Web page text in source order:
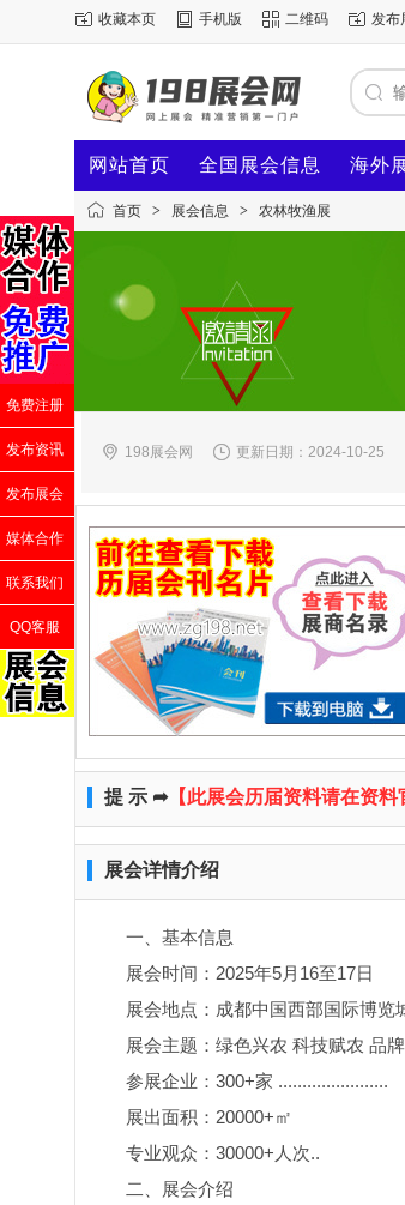
收藏本页 手机版 二维码 发布
网站首页 全国展会信息 海外
首页 > 展会信息 > 农林牧渔展
198展会网 更新日期：2024-10-25
提 示 ➦【此展会历届资料请在资料
展会详情介绍
一、基本信息
展会时间：2025年5月16至17日
展会地点：成都中国西部国际博览
展会主题：绿色兴农 科技赋农 品
参展企业：300+家 .......................
展出面积：20000+㎡
专业观众：30000+人次..
二、展会介绍
免费注册
发布资讯
发布展会
媒体合作
联系我们
QQ客服